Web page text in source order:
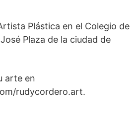
Plástica en el Colegio de
Plaza de la ciudad de
arte en
rudycordero.art.